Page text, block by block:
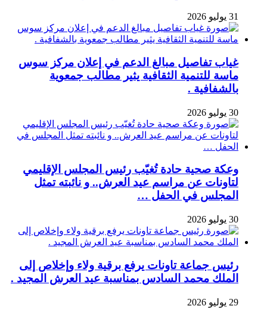
31 يوليو 2026
غياب تفاصيل مبالغ الدعم في إعلان مركز سوس
ماسة للتنمية الثقافية يثير مطالب جمعوية
بالشفافية .
30 يوليو 2026
وعكة صحية حادة تُغيّب رئيس المجلس الإقليمي
لتاونات عن مراسم عيد العرش.. و نائبته تمثل
المجلس في الحفل …
30 يوليو 2026
رئيس جماعة تاونات يرفع برقية ولاء وإخلاص إلى
الملك محمد السادس بمناسبة عيد العرش المجيد .
29 يوليو 2026